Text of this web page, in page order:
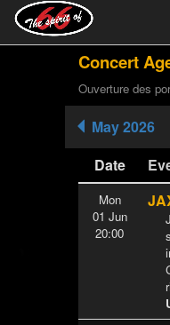
Concert
Ouverture des
May 2026
Date
Mon
01 Jun
20:00